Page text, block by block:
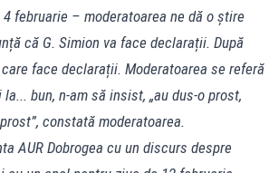
februarie – moderatoarea ne dă o știre
că G. Simion va face declarații. După
face declarații. Moderatoarea se referă
bun, n-am să insist, „au dus-o prost,
constată moderatoarea.
AUR Dobrogea cu un discurs despre